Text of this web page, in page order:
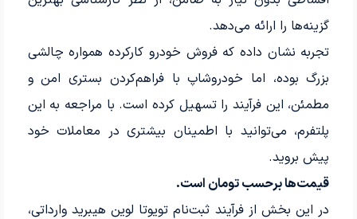
گزینه‌ها را ارائه می‌دهد.
تجربه نشان داده که فروش خودرو کارکرده همواره چالشی
بزرگ بوده، اما خودروشاپ با فراهم‌کردن بستری امن و
مطمئن، این فرآیند را تسهیل کرده است. با مراجعه به این
پلتفرم، می‌توانید با اطمینان بیشتری در معاملات خود
پیش بروید.
قیمت‌ها برحسب تومان است.
در این بخش از فرآیند ثبت‌نام تویوتا لوین هیبرید وارداتی،